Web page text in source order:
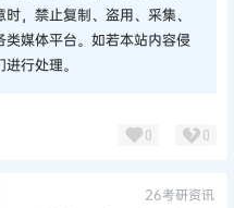
，禁止复制、盗用、采集、
媒体平台。如若本站内容侵
行处理。
0 0
26考研资讯